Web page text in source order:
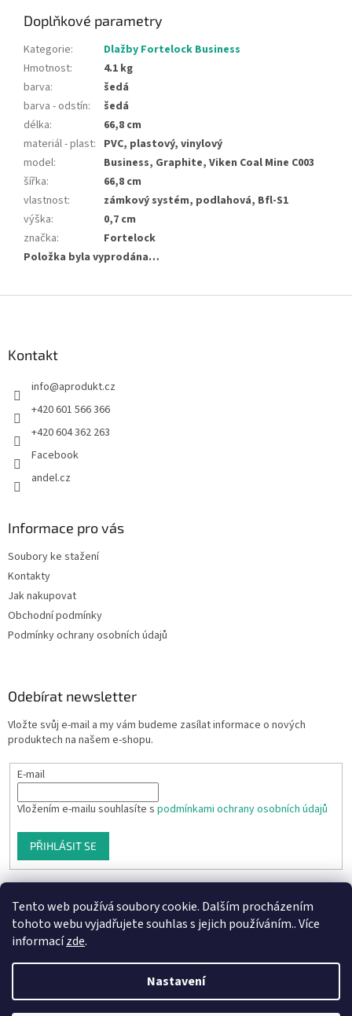
Tento web používá soubory cookie. Dalším procházením
tohoto webu vyjadřujete souhlas s jejich používáním.. Více
informacízde.
Nastavení
Doplňkové parametry
Kategorie:
Dlažby Fortelock Business
Hmotnost:
4.1 kg
barva:
šedá
barva - odstín:
šedá
délka:
66,8 cm
materiál - plast: PVC, plastový, vinylový
model:
Business, Graphite, Viken Coal Mine C003
šířka:
66,8 cm
vlastnost:
zámkový systém, podlahová, Bfl-S1
výška:
0,7 cm
značka:
Fortelock
Položka byla vyprodána…
Kontakt
info@aprodukt.cz
+420 601 566 366
+420 604 362 263
Facebook
andel.cz
Informace pro vás
Soubory ke stažení
Kontakty
Jak nakupovat
Obchodní podmínky
Podmínky ochrany osobních údajů
Odebírat newsletter
Vložte svůj e-mail a my vám budeme zasílat informace o nových
produktech na našem e-shopu.
E-mail
Vložením e-mailu souhlasíte s podmínkami ochrany osobních údajů
PŘIHLÁSIT SE
Vytvořil Shoptet